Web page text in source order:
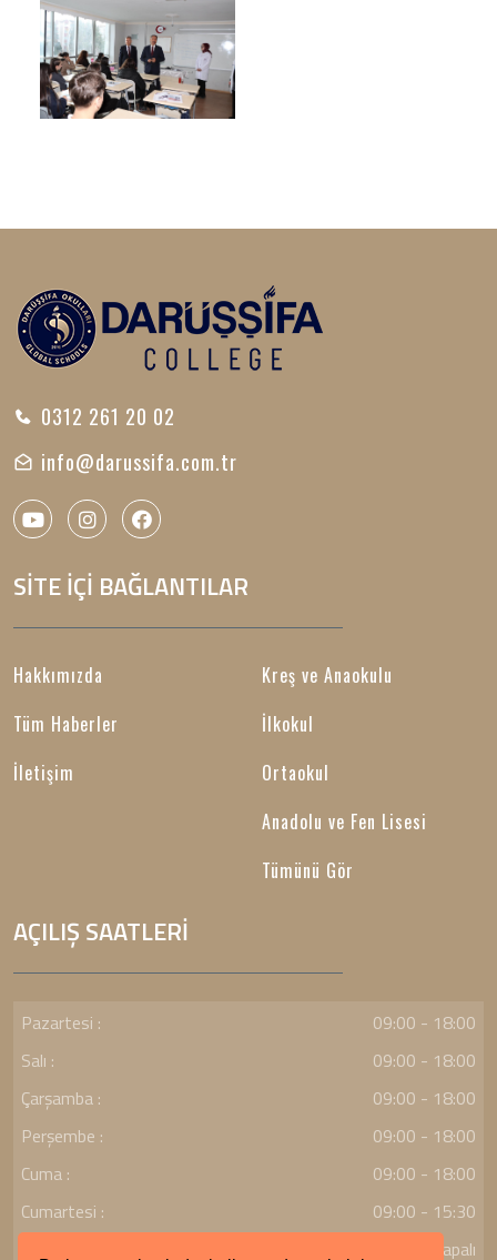
0312 261 20 02
info@darussifa.com.tr
SİTE İÇİ BAĞLANTILAR
Hakkımızda
Tüm Haberler
İletişim
Kreş ve Anaokulu
İlkokul
Ortaokul
Anadolu ve Fen Lisesi
Tümünü Gör
AÇILIŞ SAATLERİ
Pazartesi :
09:00 - 18:00
Salı :
09:00 - 18:00
Çarşamba :
09:00 - 18:00
Perşembe :
09:00 - 18:00
Cuma :
09:00 - 18:00
Cumartesi :
09:00 - 15:30
Kapalı